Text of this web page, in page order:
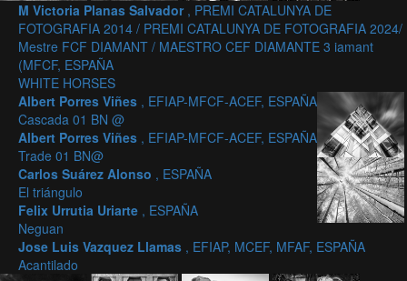
M Victoria Planas Salvador , PREMI CATALUNYA DE
FOTOGRAFIA 2014 / PREMI CATALUNYA DE FOTOGRAFIA 2024/
Mestre FCF DIAMANT / MAESTRO CEF DIAMANTE 3 iamant
(MFCF, ESPAÑA
WHITE HORSES
Albert Porres Viñes , EFIAP-MFCF-ACEF, ESPAÑA
Cascada 01 BN @
Albert Porres Viñes , EFIAP-MFCF-ACEF, ESPAÑA
Trade 01 BN@
Carlos Suárez Alonso , ESPAÑA
El triángulo
Felix Urrutia Uriarte , ESPAÑA
Neguan
Jose Luis Vazquez Llamas , EFIAP, MCEF, MFAF, ESPAÑA
Acantilado